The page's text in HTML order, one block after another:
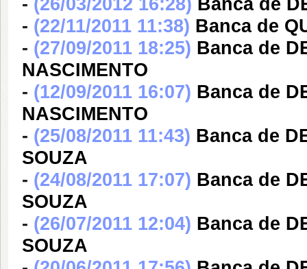
- (26/03/2012 16:28) Banca de
- (22/11/2011 11:38) Banca de
- (27/09/2011 18:25) Banca de
NASCIMENTO
- (12/09/2011 16:07) Banca de
NASCIMENTO
- (25/08/2011 11:43) Banca de
SOUZA
- (24/08/2011 17:07) Banca de
SOUZA
- (26/07/2011 12:04) Banca de
SOUZA